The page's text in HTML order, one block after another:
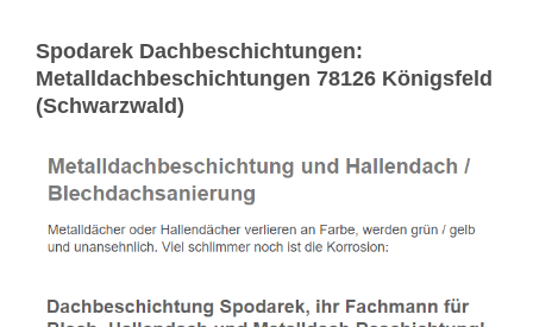
Spodarek Dachbeschichtungen:
Metalldachbeschichtungen 78126 Königsfeld
(Schwarzwald)